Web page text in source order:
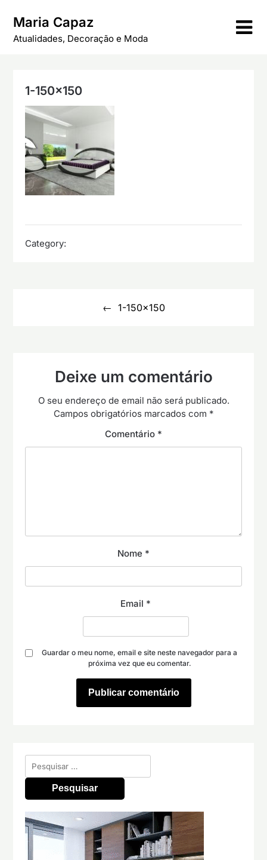
content
Maria Capaz
Atualidades, Decoração e Moda
1-150×150
Category:
1-150×150
Deixe um comentário
O seu endereço de email não será publicado.
Campos obrigatórios marcados com *
Comentário *
Nome *
Email *
Guardar o meu nome, email e site neste navegador para a
próxima vez que eu comentar.
Pesquisar
por: